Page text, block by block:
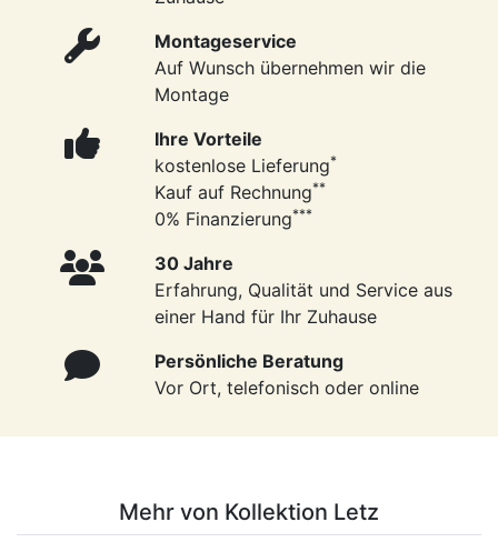
Montageservice
Auf Wunsch übernehmen wir die
Montage
Ihre Vorteile
kostenlose Lieferung*
Kauf auf Rechnung**
0% Finanzierung***
30 Jahre
Erfahrung, Qualität und Service aus
einer Hand für Ihr Zuhause
Persönliche Beratung
Vor Ort, telefonisch oder online
Mehr von Kollektion Letz